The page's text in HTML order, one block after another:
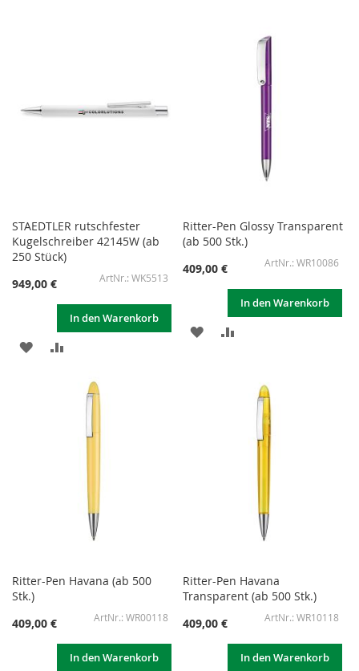
HINZUFÜGENHINZUFÜGEN
STAEDTLER rutschfester
Kugelschreiber 42145W (ab
250 Stück)
949,00 €
WK5513
In den Warenkorb
ZUR
HINZUFÜGENHINZUFÜGEN
Ritter-Pen Glossy Transparent
(ab 500 Stk.)
409,00 €
WR10086
In den Warenkorb
ZUR
HINZUFÜGENHINZUFÜGEN
Ritter-Pen Havana (ab 500
Stk.)
409,00 €
WR00118
In den Warenkorb
Ritter-Pen Havana
Transparent (ab 500 Stk.)
409,00 €
WR10118
In den Warenkorb